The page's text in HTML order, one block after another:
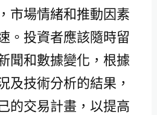
市場情緒和推動因素
。投資者應該隨時留
聞和數據變化，根據
及技術分析的結果，
的交易計畫，以提高